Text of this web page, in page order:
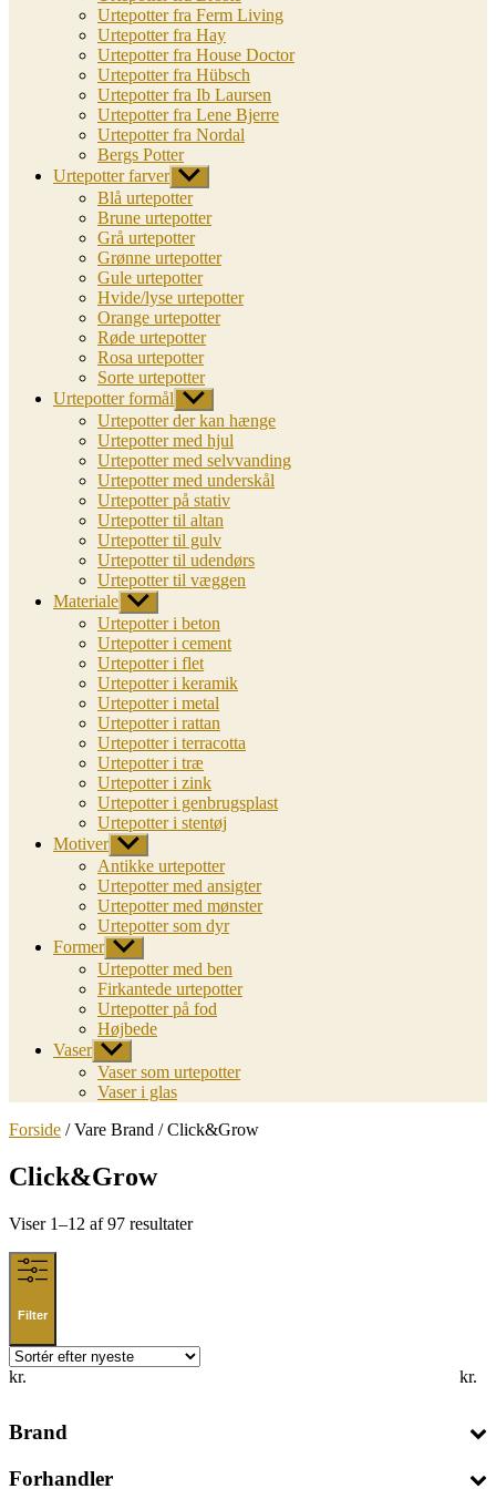
Urtepotter fra Ferm Living
Urtepotter fra Hay
Urtepotter fra House Doctor
Urtepotter fra Hübsch
Urtepotter fra Ib Laursen
Urtepotter fra Lene Bjerre
Urtepotter fra Nordal
Bergs Potter
Urtepotter farver Vis
undermenu
Blå urtepotter
Brune urtepotter
Grå urtepotter
Grønne urtepotter
Gule urtepotter
Hvide/lyse urtepotter
Orange urtepotter
Røde urtepotter
Rosa urtepotter
Sorte urtepotter
Urtepotter formål Vis
undermenu
Urtepotter der kan hænge
Urtepotter med hjul
Urtepotter med selvvanding
Urtepotter med underskål
Urtepotter på stativ
Urtepotter til altan
Urtepotter til gulv
Urtepotter til udendørs
Urtepotter til væggen
Materiale Vis
undermenu
Urtepotter i beton
Urtepotter i cement
Urtepotter i flet
Urtepotter i keramik
Urtepotter i metal
Urtepotter i rattan
Urtepotter i terracotta
Urtepotter i træ
Urtepotter i zink
Urtepotter i genbrugsplast
Urtepotter i stentøj
Motiver Vis
undermenu
Antikke urtepotter
Urtepotter med ansigter
Urtepotter med mønster
Urtepotter som dyr
Former Vis
undermenu
Urtepotter med ben
Firkantede urtepotter
Urtepotter på fod
Højbede
Vaser Vis
undermenu
Vaser som urtepotter
Vaser i glas
Forside / Vare Brand / Click&Grow
Click&Grow
Viser 1–12 af 97 resultaterSorted
Filter
kr. kr.
Brand
Forhandler